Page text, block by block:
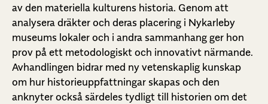
av den materiella kulturens historia. Genom att
analysera dräkter och deras placering i Nykarleby
museums lokaler och i andra sammanhang ger hon
prov på ett metodologiskt och innovativt närmande.
Avhandlingen bidrar med ny vetenskaplig kunskap
om hur historieuppfattningar skapas och den
anknyter också särdeles tydligt till historien om det